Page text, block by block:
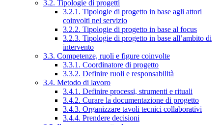
3.2. Tipologie di progetti
3.2.1. Tipologie di progetto in base agli attori
coinvolti nel servizio
3.2.2. Tipologie di progetto in base al focus
3.2.3. Tipologie di progetto in base all’ambito di
intervento
3.3. Competenze, ruoli e figure coinvolte
3.3.1. Coordinatore di progetto
3.3.2. Definire ruoli e responsabilità
3.4. Metodo di lavoro
3.4.1. Definire processi, strumenti e rituali
3.4.2. Curare la documentazione di progetto
3.4.3. Organizzare tavoli tecnici collaborativi
3.4.4. Prendere decisioni